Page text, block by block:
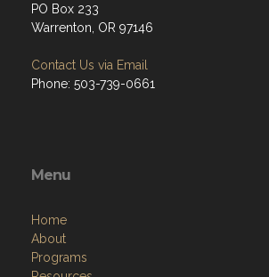
PO Box 233
Warrenton, OR 97146
Contact Us via Email
Phone: 503-739-0661
Menu
Home
About
Programs